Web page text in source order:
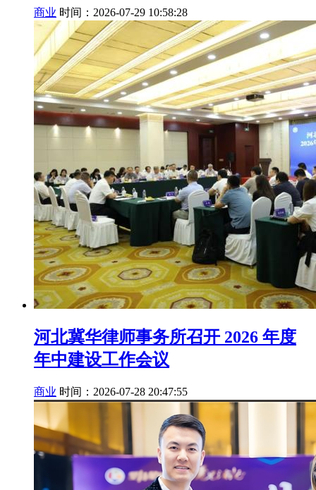
商业 时间：2026-07-29 10:58:28
河北冀华律师事务所召开 2026 年度
年中建设工作会议
商业 时间：2026-07-28 20:47:55